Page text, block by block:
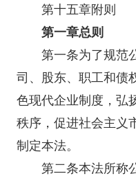
第十五章附则
第一章总则
第一条为了规范公
司、股东、职工和债
色现代企业制度，弘
秩序，促进社会主义
制定本法。
第二条本法所称公